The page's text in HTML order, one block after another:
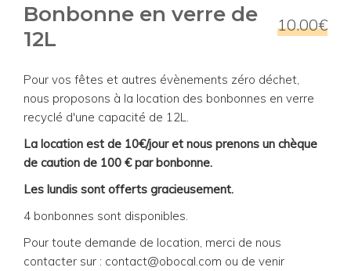
10.00€
Bonbonne en verre de
12L
Pour vos fêtes et autres évènements zéro déchet,
nous proposons à la location des bonbonnes en verre
recyclé d'une capacité de 12L.
La location est de 10€/jour et nous prenons un chèque
de caution de 100 € par bonbonne.
Les lundis sont offerts gracieusement.
4 bonbonnes sont disponibles.
Pour toute demande de location, merci de nous
contacter sur : contact@obocal.com ou de venir